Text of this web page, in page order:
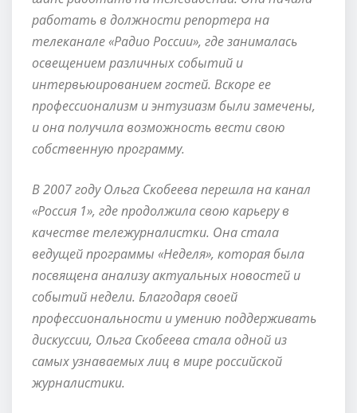
работать в должности репортера на
телеканале «Радио России», где занималась
освещением различных событий и
интервьюированием гостей. Вскоре ее
профессионализм и энтузиазм были замечены,
и она получила возможность вести свою
собственную программу.
В 2007 году Ольга Скобеева перешла на канал
«Россия 1», где продолжила свою карьеру в
качестве тележурналистки. Она стала
ведущей программы «Неделя», которая была
посвящена анализу актуальных новостей и
событий недели. Благодаря своей
профессиональности и умению поддерживать
дискуссии, Ольга Скобеева стала одной из
самых узнаваемых лиц в мире российской
журналистики.